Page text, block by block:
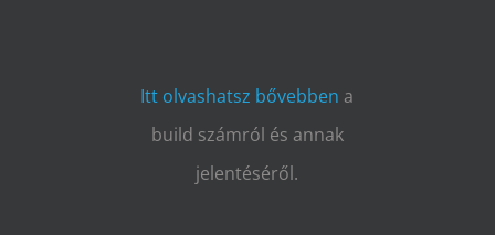
Itt olvashatsz bővebben a
build számról és annak
jelentéséről.